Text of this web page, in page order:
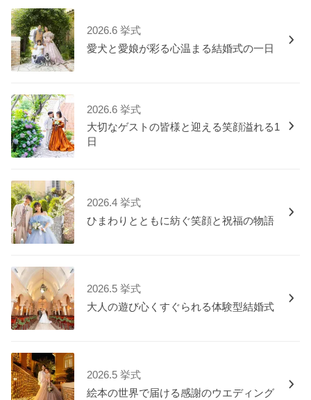
2026.6 挙式
愛犬と愛娘が彩る心温まる結婚式の一日
2026.6 挙式
大切なゲストの皆様と迎える笑顔溢れる1
日
2026.4 挙式
ひまわりとともに紡ぐ笑顔と祝福の物語
2026.5 挙式
大人の遊び心くすぐられる体験型結婚式
2026.5 挙式
絵本の世界で届ける感謝のウエディング